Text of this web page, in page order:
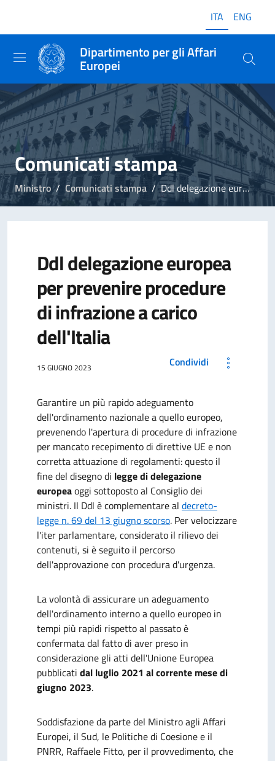
ITA ENG
Dipartimento per gli Affari
Europei
Comunicati stampa
Ministro Comunicati stampa Ddl delegazione europea per prevenire procedure di infrazione a carico dell'Italia
Ddl delegazione europea
per prevenire procedure
di infrazione a carico
dell'Italia
15 GIUGNO 2023 Condividi
Garantire un più rapido adeguamento
dell'ordinamento nazionale a quello europeo,
prevenendo l'apertura di procedure di infrazione
per mancato recepimento di direttive UE e non
corretta attuazione di regolamenti: questo il
fine del disegno di legge di delegazione
europeaoggi sottoposto al Consiglio dei
ministri. Il Ddl è complementare al decreto-
legge n. 69 del 13 giugno scorso. Per velocizzare
l'iter parlamentare, considerato il rilievo dei
contenuti, si è seguito il percorso
dell'approvazione con procedura d'urgenza.
La volontà di assicurare un adeguamento
dell'ordinamento interno a quello europeo in
tempi più rapidi rispetto al passato è
confermata dal fatto di aver preso in
considerazione gli atti dell'Unione Europea
pubblicati dal luglio 2021 al corrente mese di
giugno 2023.
Soddisfazione da parte del Ministro agli Affari
Europei, il Sud, le Politiche di Coesione e il
PNRR, Raffaele Fitto, per il provvedimento, che